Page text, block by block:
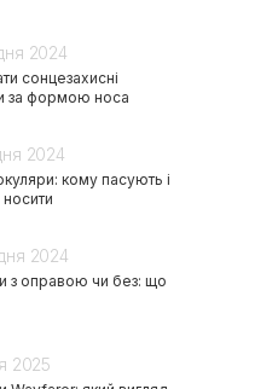
2024
сонцезахисні
за формою носа
2024
кому пасують і
носити
2024
з оправою чи без: що
2025